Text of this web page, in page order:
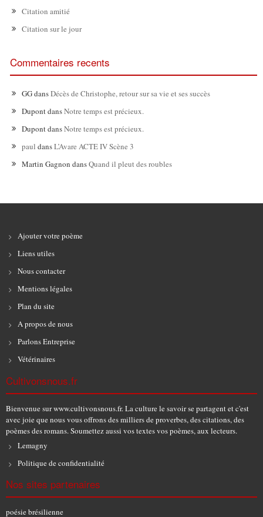
Citation amitié
Citation sur le jour
Commentaires recents
GGdansDécès de Christophe, retour sur sa vie et ses succès
DupontdansNotre temps est précieux.
DupontdansNotre temps est précieux.
paul dansL’Avare ACTE IV Scène 3
Martin Gagnon dansQuand il pleut des roubles
Ajouter votre poème
Liens utiles
Nous contacter
Mentions légales
Plan du site
A propos de nous
Parlons Entreprise
Vétérinaires
Cultivonsnous.fr
Bienvenue sur www.cultivonsnous.fr. La culture le savoir se partagent et c'est
avec joie que nous vous offrons des milliers de proverbes, des citations, des
poèmes des romans. Soumettez aussi vos textes vos poèmes, aux lecteurs.
Lemagny
Politique de confidentialité
Nos sites partenaires
poésie brésilienne